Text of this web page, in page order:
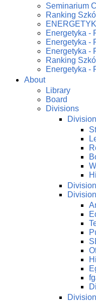
Seminarium
Ranking
Energetyka -
Energetyka -
Energetyka -
Ranking
Energetyka -
About
Library
Board
Divisions